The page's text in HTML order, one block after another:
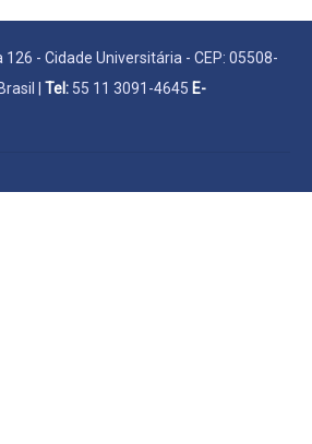
126 - Cidade Universitária - CEP: 05508-
| Tel: 55 11 3091-4645 E-